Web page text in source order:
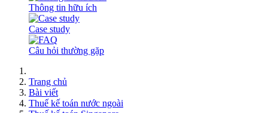
Thông tin hữu ích
Case study
Câu hỏi thường gặp
Trang chủ
Bài viết
Thuế kế toán nước ngoài